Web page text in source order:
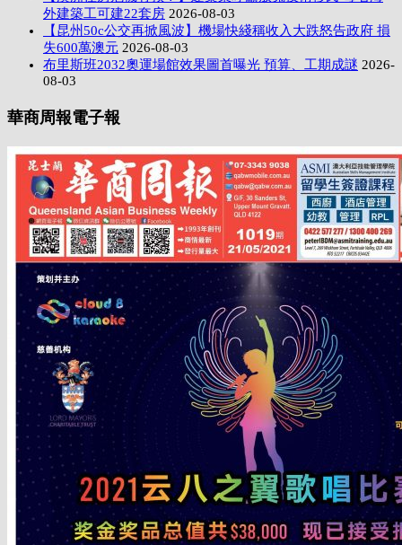
外建築工可建22套房 2026-08-03
【昆州50c公交再掀風波】機場快綫稱收入大跌怒告政府 損
失600萬澳元 2026-08-03
布里斯班2032奧運場館效果圖首曝光 預算、工期成謎 2026-
08-03
華商周報電子報